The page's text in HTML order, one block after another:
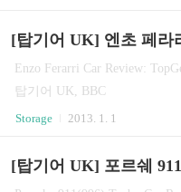
[탑기어 UK] 엔초 페라
Enzo Ferarri Car Review:
탑기어 UK, BBC
Storage
2013. 1. 1